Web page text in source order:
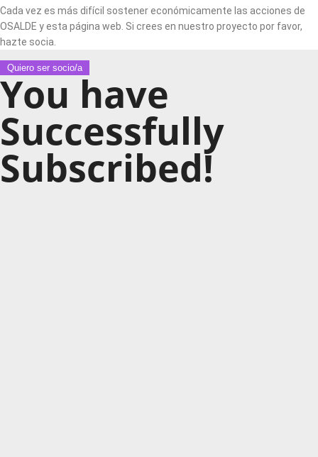
Cada vez es más difícil sostener económicamente las acciones de
OSALDE y esta página web. Si crees en nuestro proyecto por favor,
hazte socia.
Quiero ser socio/a
You have
Successfully
Subscribed!